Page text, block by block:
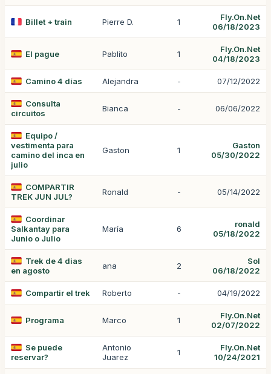
Billet + train Pierre D. 1
Fly.On.Net
06/18/2023
El pague Pablito 1
Fly.On.Net
04/18/2023
Camino 4 días Alejandra - 07/12/2022
Consulta
circuitos
Bianca - 06/06/2022
Equipo /
vestimenta para
camino del inca en
julio
Gaston 1
Gaston
05/30/2022
COMPARTIR
TREK JUN JUL?
Ronald - 05/14/2022
Coordinar
Salkantay para
Junio o Julio
María 6
ronald
05/18/2022
Trek de 4 dias
en agosto
ana 2
Sol
06/18/2022
Compartir el trek Roberto - 04/19/2022
Programa Marco 1
Fly.On.Net
02/07/2022
Se puede
reservar?
Antonio
Juarez
1
Fly.On.Net
10/24/2021